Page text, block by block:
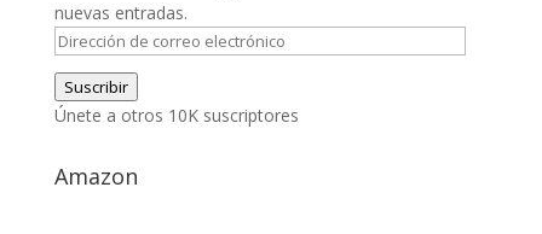
nuevas entradas.
Dirección
de
correo
electrónico
Suscribir
Únete a otros 10K suscriptores
Amazon